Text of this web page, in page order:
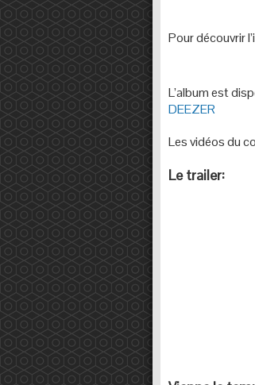
Pour découvrir
L’album est
DEEZER
Les vidéos du
Le trailer: